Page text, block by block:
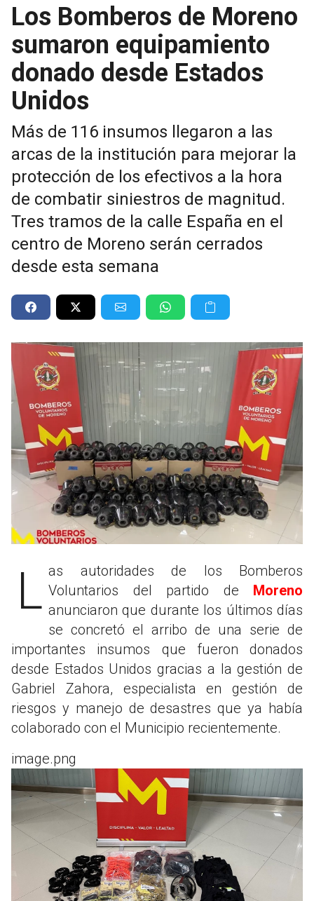
Los Bomberos de Moreno
sumaron equipamiento
donado desde Estados
Unidos
Más de 116 insumos llegaron a las
arcas de la institución para mejorar la
protección de los efectivos a la hora
de combatir siniestros de magnitud.
Tres tramos de la calle España en el
centro de Moreno serán cerrados
desde esta semana
Las autoridades de los Bomberos Voluntarios del partido de Moreno
anunciaron que durante los últimos días
se concretó el arribo de una serie de
importantes insumos que fueron donados
desde Estados Unidos gracias a la gestión de
Gabriel Zahora, especialista en gestión de
riesgos y manejo de desastres que ya había
colaborado con el Municipio recientemente.
image.png